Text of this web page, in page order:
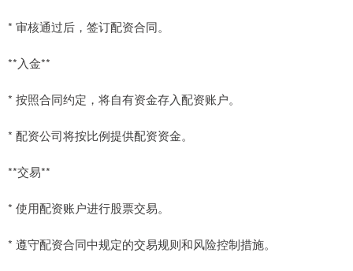
* 审核通过后，签订配资合同。
**入金**
* 按照合同约定，将自有资金存入配资账户。
* 配资公司将按比例提供配资资金。
**交易**
* 使用配资账户进行股票交易。
* 遵守配资合同中规定的交易规则和风险控制措施。